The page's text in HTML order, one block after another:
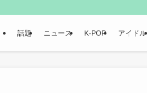
話題 ニュース K-POP アイドル